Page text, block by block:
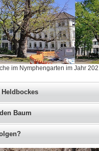
im Nymphengarten im Jahr
Heldbockes
Baum